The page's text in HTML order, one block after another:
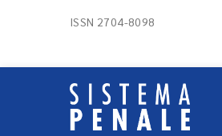
ISSN 2704-8098